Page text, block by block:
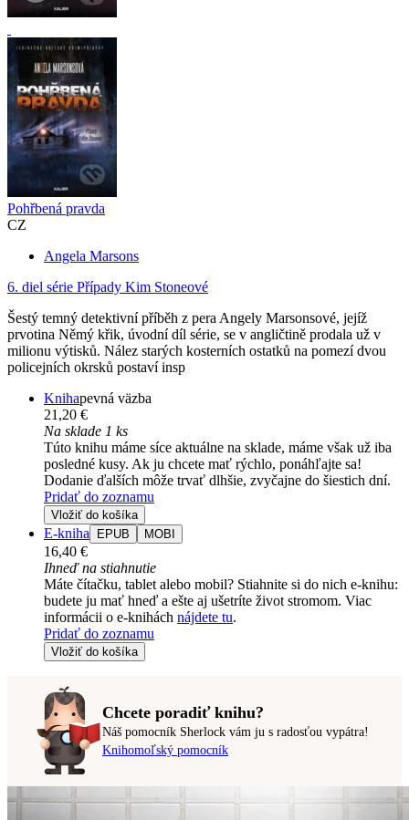
Pohřbená pravda
CZ
Angela Marsons
6. diel série Případy Kim Stoneové
Šestý temný detektivní příběh z pera Angely Marsonsové, jejíž
prvotina Němý křik, úvodní díl série, se v angličtině prodala už v
milionu výtisků. Nález starých kosterních ostatků na pomezí dvou
policejních okrsků postaví insp
Knihapevná väzba
21,20 €
Na sklade 1 ks
Túto knihu máme síce aktuálne na sklade, máme však už iba
posledné kusy. Ak ju chcete mať rýchlo, ponáhľajte sa!
Dodanie ďalších môže trvať dlhšie, zvyčajne do šiestich dní.
Pridať do zoznamu
Vložiť do košíka
E-kniha EPUB MOBI
16,40 €
Ihneď na stiahnutie
Máte čítačku, tablet alebo mobil? Stiahnite si do nich e-knihu:
budete ju mať hneď a ešte aj ušetríte život stromom. Viac
informácii o e-knihách nájdete tu.
Pridať do zoznamu
Vložiť do košíka
Chcete poradiť knihu?
Náš pomocník Sherlock vám ju s radosťou vypátra!
Knihomoľský pomocník